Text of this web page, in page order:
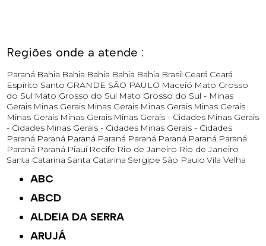
Regiões onde a atende :
Paraná Bahia Bahia Bahia Bahia Bahia Brasil Ceará Ceará
Espírito Santo GRANDE SÃO PAULO Maceió Mato Grosso
do Sul Mato Grosso do Sul Mato Grosso do Sul - Minas
Gerais Minas Gerais Minas Gerais Minas Gerais Minas Gerais
Minas Gerais Minas Gerais Minas Gerais - Cidades Minas Gerais
- Cidades Minas Gerais - Cidades Minas Gerais - Cidades
Paraná Paraná Paraná Paraná Paraná Paraná Paraná Paraná
Paraná Paraná Piauí Recife Rio de Janeiro Rio de Janeiro
Santa Catarina Santa Catarina Sergipe São Paulo Vila Velha
ABC
ABCD
ALDEIA DA SERRA
ARUJÁ